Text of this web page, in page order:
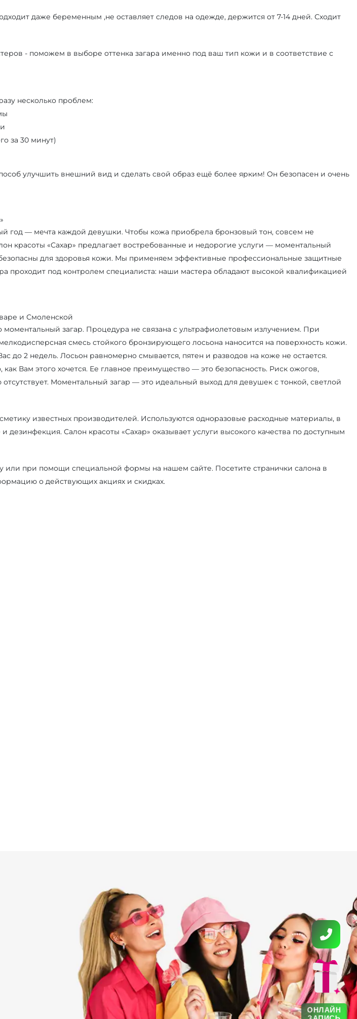
ОНЛАЙН
даже беременным ,не оставляет следов на одежде, держится от 7-14 дней. Сходит
- поможем в выборе оттенка загара именно под ваш тип кожи и в соответствие с
несколько проблем:
за 30 минут)
улучшить внешний вид и сделать свой образ ещё более ярким! Он безопасен и очень
год — мечта каждой девушки. Чтобы кожа приобрела бронзовый тон, совсем не
красоты «Сахар» предлагает востребованные и недорогие услуги — моментальный
для здоровья кожи. Мы применяем эффективные профессиональные защитные
проходит под контролем специалиста: наши мастера обладают высокой квалификацией
и Смоленской
загар. Процедура не связана с ультрафиолетовым излучением. При
смесь стойкого бронзирующего лосьона наносится на поверхность кожи.
до 2 недель. Лосьон равномерно смывается, пятен и разводов на коже не остается.
Вам этого хочется. Ее главное преимущество — это безопасность. Риск ожогов,
Моментальный загар — это идеальный выход для девушек с тонкой, светлой
известных производителей. Используются одноразовые расходные материалы, в
Салон красоты «Сахар» оказывает услуги высокого качества по доступным
или при помощи специальной формы на нашем сайте. Посетите странички салона в
о действующих акциях и скидках.